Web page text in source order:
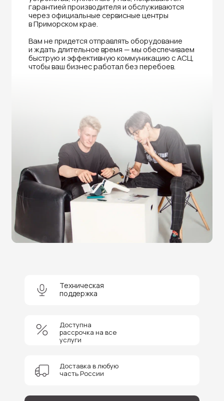
Техническая
поддержка
Доставка в любую
часть России
Доступна
рассрочка на все
услуги
Нужна помощь в выборе?
Оставьте заявку на бесплатную
консультацию и получите скидку 5%
на покупку оборудования или
Соглашаюсь на обработку персональных данных
Отправить